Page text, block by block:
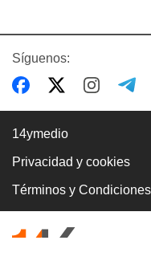
COLOMBIA
De la Espriella
izquierda lo califica
Síguenos:
14ymedio
Privacidad y cookies
Términos y Condiciones